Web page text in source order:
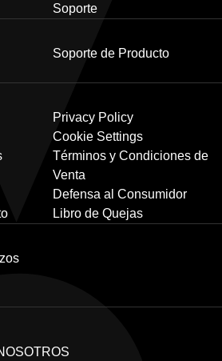
Soporte
Soporte de Producto
Privacy Policy
Cookie Settings
Términos y Condiciones de
Venta
Defensa al Consumidor
Libro de Quejas